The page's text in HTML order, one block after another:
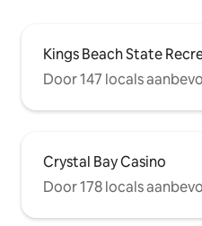
Kings Beach State
Door 147 locals
Crystal Bay Casino
Door 178 locals